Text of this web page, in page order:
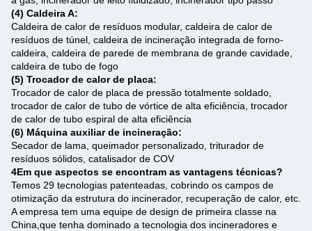
(4) Caldeira A:
Caldeira de calor de resíduos modular, caldeira de calor de
resíduos de túnel, caldeira de incineração integrada de forno-
caldeira, caldeira de parede de membrana de grande cavidade,
caldeira de tubo de fogo
(5) Trocador de calor de placa:
Trocador de calor de placa de pressão totalmente soldado,
trocador de calor de tubo de vórtice de alta eficiência, trocador
de calor de tubo espiral de alta eficiência
(6) Máquina auxiliar de incineração:
Secador de lama, queimador personalizado, triturador de
resíduos sólidos, catalisador de COV
4Em que aspectos se encontram as vantagens técnicas?
Temos 29 tecnologias patenteadas, cobrindo os campos de
otimização da estrutura do incinerador, recuperação de calor, etc.
A empresa tem uma equipe de design de primeira classe na
China,que tenha dominado a tecnologia dos incineradores e